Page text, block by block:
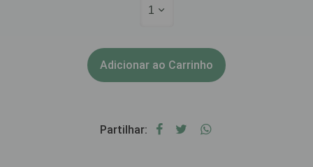
1
Adicionar ao Carrinho
Partilhar: